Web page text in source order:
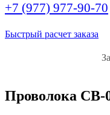
+7 (977) 977-90-70
Быстрый расчет заказа
Проволока